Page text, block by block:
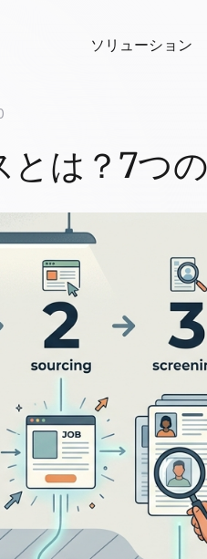
ソリューション
とは？7つ